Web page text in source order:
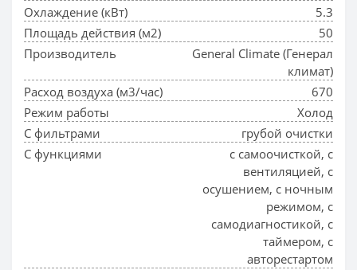
Охлаждение (кВт)
5.3
Площадь действия (м2)
50
Производитель
General Climate (Генерал
климат)
Расход воздуха (м3/час)
670
Режим работы
Холод
С фильтрами
грубой очистки
С функциями
с самоочисткой, с
вентиляцией, с
осушением, с ночным
режимом, с
самодиагностикой, с
таймером, с
авторестартом